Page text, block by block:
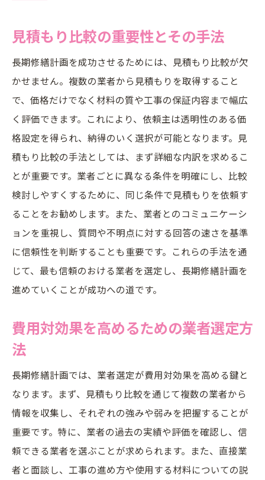
見積もり比較の重要性とその手法
長期修繕計画を成功させるためには、見積もり比較が欠
かせません。複数の業者から見積もりを取得すること
で、価格だけでなく材料の質や工事の保証内容まで幅広
く評価できます。これにより、依頼主は透明性のある価
格設定を得られ、納得のいく選択が可能となります。見
積もり比較の手法としては、まず詳細な内訳を求めるこ
とが重要です。業者ごとに異なる条件を明確にし、比較
検討しやすくするために、同じ条件で見積もりを依頼す
ることをお勧めします。また、業者とのコミュニケーシ
ョンを重視し、質問や不明点に対する回答の速さを基準
に信頼性を判断することも重要です。これらの手法を通
じて、最も信頼のおける業者を選定し、長期修繕計画を
進めていくことが成功への道です。
費用対効果を高めるための業者選定方
法
長期修繕計画では、業者選定が費用対効果を高める鍵と
なります。まず、見積もり比較を通じて複数の業者から
情報を収集し、それぞれの強みや弱みを把握することが
重要です。特に、業者の過去の実績や評価を確認し、信
頼できる業者を選ぶことが求められます。また、直接業
者と面談し、工事の進め方や使用する材料についての説